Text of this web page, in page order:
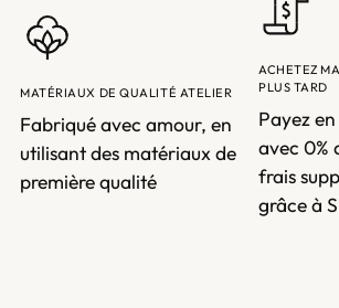
MATÉRIAUX DE QUALITÉ ATELIER
Fabriqué avec amour, en
utilisant des matériaux de
première qualité
ACHETEZ
PLUS TARD
Payez
avec 0%
frais
grâce à